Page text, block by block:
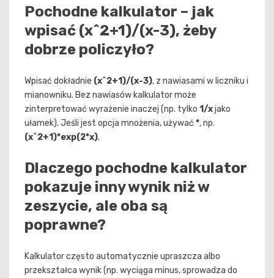
Pochodne kalkulator – jak
wpisać (x^2+1)/(x-3), żeby
dobrze policzyło?
Wpisać dokładnie (x^2+1)/(x-3), z nawiasami w liczniku i
mianowniku. Bez nawiasów kalkulator może
zinterpretować wyrażenie inaczej (np. tylko 1/xjako
ułamek). Jeśli jest opcja mnożenia, używać *, np.
(x^2+1)*exp(2*x).
Dlaczego pochodne kalkulator
pokazuje inny wynik niż w
zeszycie, ale oba są
poprawne?
Kalkulator często automatycznie upraszcza albo
przekształca wynik (np. wyciąga minus, sprowadza do